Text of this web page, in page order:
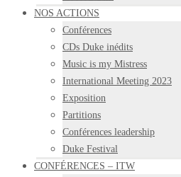
NOS ACTIONS
Conférences
CDs Duke inédits
Music is my Mistress
International Meeting 2023
Exposition
Partitions
Conférences leadership
Duke Festival
CONFÉRENCES – ITW